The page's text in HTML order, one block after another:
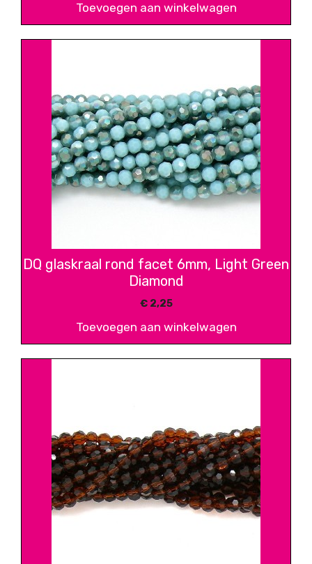
Toevoegen aan winkelwagen
DQ glaskraal rond facet 6mm, Light Green
Diamond
€2,25
Toevoegen aan winkelwagen